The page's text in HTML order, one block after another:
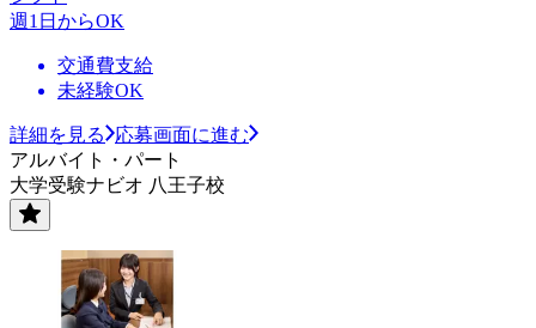
週1日からOK
交通費支給
未経験OK
詳細を見る
応募画面に進む
アルバイト・パート
大学受験ナビオ 八王子校